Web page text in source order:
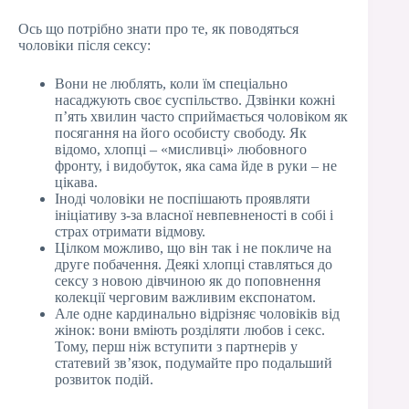
Ось що потрібно знати про те, як поводяться
чоловіки після сексу:
Вони не люблять, коли їм спеціально
насаджують своє суспільство. Дзвінки кожні
п’ять хвилин часто сприймається чоловіком як
посягання на його особисту свободу. Як
відомо, хлопці – «мисливці» любовного
фронту, і видобуток, яка сама йде в руки – не
цікава.
Іноді чоловіки не поспішають проявляти
ініціативу з-за власної невпевненості в собі і
страх отримати відмову.
Цілком можливо, що він так і не покличе на
друге побачення. Деякі хлопці ставляться до
сексу з новою дівчиною як до поповнення
колекції черговим важливим експонатом.
Але одне кардинально відрізняє чоловіків від
жінок: вони вміють розділяти любов і секс.
Тому, перш ніж вступити з партнерів у
статевий зв’язок, подумайте про подальший
розвиток подій.